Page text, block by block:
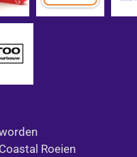
Roeien